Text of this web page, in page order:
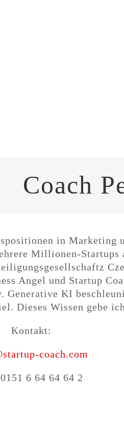
Coach
Lotse, Dozent, Trainer
in Marketing
Millionen-Startups
Angel und Startup
KI
Dieses Wissen gebe
Kontakt:
coach.com
6 64 64 64 2